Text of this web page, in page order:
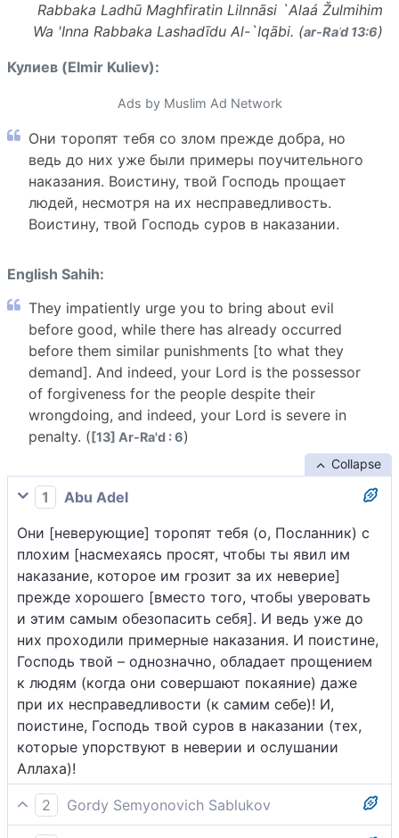
Rabbaka Ladhū Maghfiratin Lilnnāsi `Alaá Žulmihim
Wa 'Inna Rabbaka Lashadīdu Al-`Iqābi. (ar-Raʿd 13:6)
Кулиев (Elmir Kuliev):
Ads by Muslim Ad Network
Они торопят тебя со злом прежде добра, но
ведь до них уже были примеры поучительного
наказания. Воистину, твой Господь прощает
людей, несмотря на их несправедливость.
Воистину, твой Господь суров в наказании.
English Sahih:
They impatiently urge you to bring about evil
before good, while there has already occurred
before them similar punishments [to what they
demand]. And indeed, your Lord is the possessor
of forgiveness for the people despite their
wrongdoing, and indeed, your Lord is severe in
penalty. ([13] Ar-Ra'd : 6)
Collapse
1
Abu Adel
Они [неверующие] торопят тебя (о, Посланник) с
плохим [насмехаясь просят, чтобы ты явил им
наказание, которое им грозит за их неверие]
прежде хорошего [вместо того, чтобы уверовать
и этим самым обезопасить себя]. И ведь уже до
них проходили примерные наказания. И поистине,
Господь твой – однозначно, обладает прощением
к людям (когда они совершают покаяние) даже
при их несправедливости (к самим себе)! И,
поистине, Господь твой суров в наказании (тех,
которые упорствуют в неверии и ослушании
Аллаха)!
2
Gordy Semyonovich Sablukov